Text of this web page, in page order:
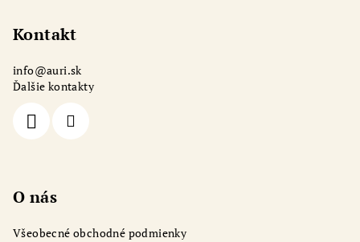
Kontakt
info@auri.sk
Ďalšie kontakty
O nás
Všeobecné obchodné podmienky